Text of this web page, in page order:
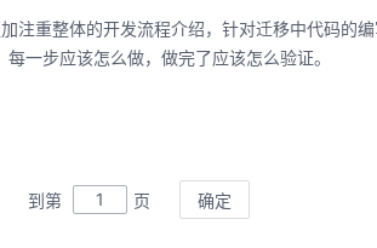
注重整体的开发流程介绍，针对迁移中代码的
一步应该怎么做，做完了应该怎么验证。
到第 页 确定